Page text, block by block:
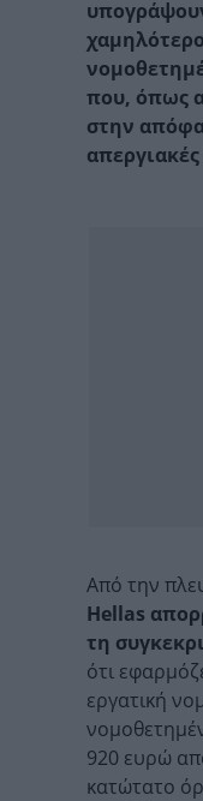
που, όπως
στην
Από την
Hellas
τη
ότι
εργατική
920 ευρώ
κατώτατο